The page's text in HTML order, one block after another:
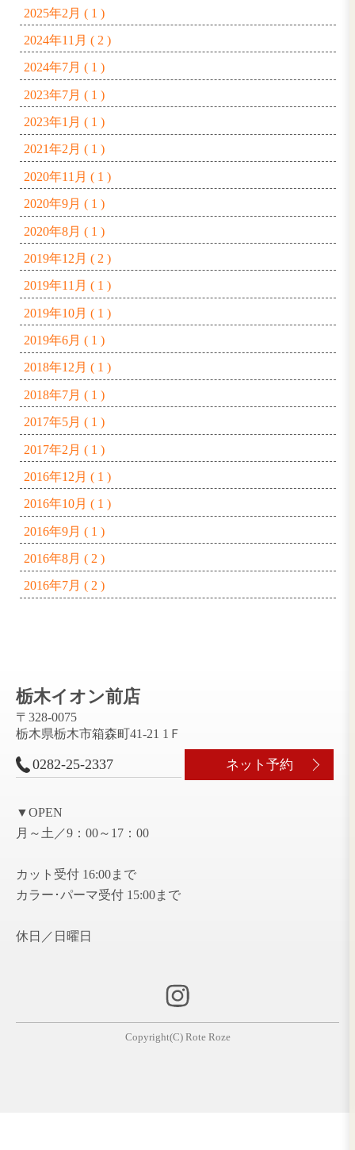
息子と誕生日デート♡
店内クリスマス仕様🎄🤶
プチ世界一周🐶
▼アーカイブ
2026年6月 ( 1 )
2026年3月 ( 1 )
2026年1月 ( 1 )
2025年9月 ( 2 )
2025年7月 ( 1 )
2025年4月 ( 1 )
2025年2月 ( 1 )
2024年11月 ( 2 )
2024年7月 ( 1 )
2023年7月 ( 1 )
2023年1月 ( 1 )
2020年9月 ( 1 )
2019年11月 ( 1 )
2019年10月 ( 1 )
2019年6月 ( 1 )
2018年12月 ( 1 )
2017年5月 ( 1 )